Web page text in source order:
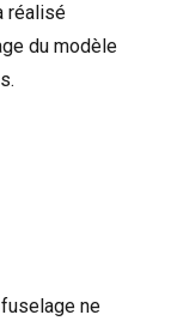
réalisé
du modèle
ne